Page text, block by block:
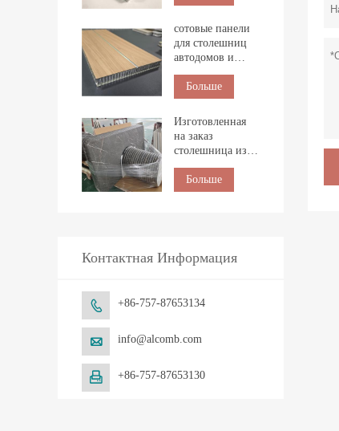
для
сотовые панели
для столешниц
автодомов и
Больше
Изготовленная
на заказ
столешница из
мрамора с
сотовой
Больше
Контактная Информация
 +86-757-87653134
 info@alcomb.com
 +86-757-87653130